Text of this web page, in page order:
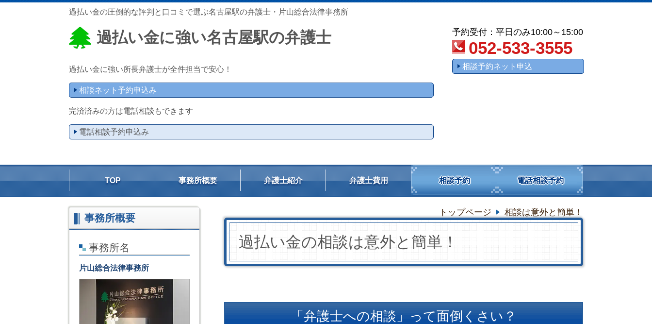
過払い金の圧倒的な評判と口コミで選ぶ名古屋駅の弁護士・片山総合法律事務所
過払い金に強い名古屋駅の弁護士
過払い金に強い所長弁護士が全件担当で安心！
相談ネット予約申込み
完済済みの方は電話相談もできます
電話相談予約申込み
予約受付：平日のみ10:00～15:00
052-533-3555
相談予約ネット申込
TOP 事務所概要 弁護士紹介 弁護士費用 相談予約 電話相談予約
トップページ 相談は意外と簡単！
過払い金の相談は意外と簡単！
「弁護士への相談」って面倒くさい？
事務所概要
事務所名
片山総合法律事務所